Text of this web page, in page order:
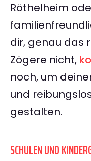
Röthelheim
dir, genau das
Zögere nicht,
noch, um
und
gestalten.
SCHULEN UND